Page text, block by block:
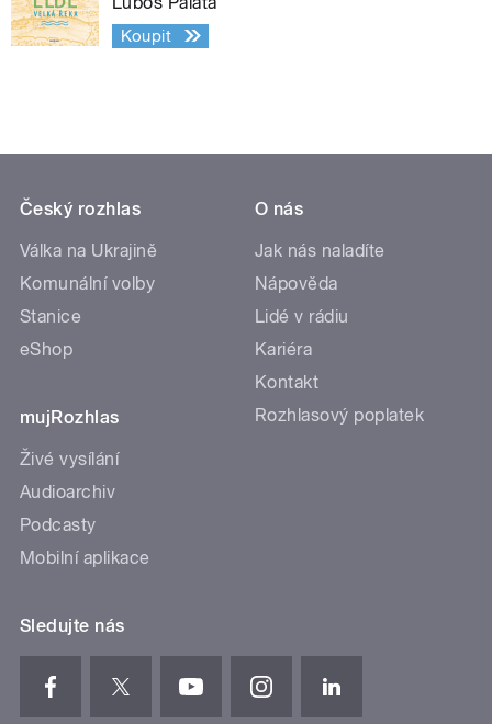
Koupit
Český rozhlas
Válka na Ukrajině
Komunální volby
Stanice
eShop
mujRozhlas
Živé vysílání
Audioarchiv
Podcasty
Mobilní aplikace
O nás
Jak nás naladíte
Nápověda
Lidé v rádiu
Kariéra
Kontakt
Rozhlasový poplatek
Sledujte nás